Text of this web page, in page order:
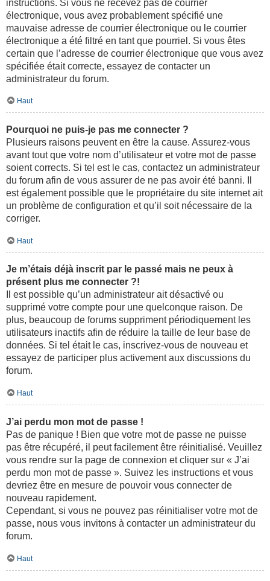
instructions. Si vous ne recevez pas de courrier
électronique, vous avez probablement spécifié une
mauvaise adresse de courrier électronique ou le courrier
électronique a été filtré en tant que pourriel. Si vous êtes
certain que l’adresse de courrier électronique que vous avez
spécifiée était correcte, essayez de contacter un
administrateur du forum.
Haut
Pourquoi ne puis-je pas me connecter ?
Plusieurs raisons peuvent en être la cause. Assurez-vous
avant tout que votre nom d’utilisateur et votre mot de passe
soient corrects. Si tel est le cas, contactez un administrateur
du forum afin de vous assurer de ne pas avoir été banni. Il
est également possible que le propriétaire du site internet ait
un problème de configuration et qu’il soit nécessaire de la
corriger.
Haut
Je m’étais déjà inscrit par le passé mais ne peux à
présent plus me connecter ?!
Il est possible qu’un administrateur ait désactivé ou
supprimé votre compte pour une quelconque raison. De
plus, beaucoup de forums suppriment périodiquement les
utilisateurs inactifs afin de réduire la taille de leur base de
données. Si tel était le cas, inscrivez-vous de nouveau et
essayez de participer plus activement aux discussions du
forum.
Haut
J’ai perdu mon mot de passe !
Pas de panique ! Bien que votre mot de passe ne puisse
pas être récupéré, il peut facilement être réinitialisé. Veuillez
vous rendre sur la page de connexion et cliquer sur « J’ai
perdu mon mot de passe ». Suivez les instructions et vous
devriez être en mesure de pouvoir vous connecter de
nouveau rapidement.
Cependant, si vous ne pouvez pas réinitialiser votre mot de
passe, nous vous invitons à contacter un administrateur du
forum.
Haut